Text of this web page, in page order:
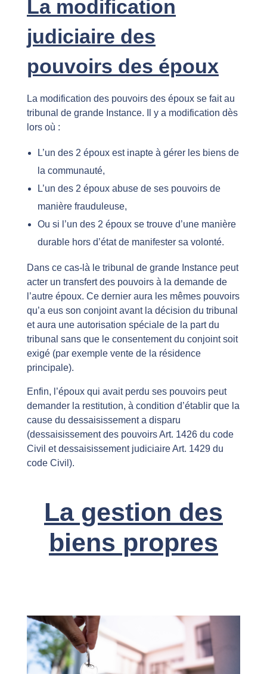
La modification
judiciaire des
pouvoirs des époux
La modification des pouvoirs des époux se fait au
tribunal de grande Instance. Il y a modification dès
lors où :
L’un des 2 époux est inapte à gérer les biens de
la communauté,
L’un des 2 époux abuse de ses pouvoirs de
manière frauduleuse,
Ou si l’un des 2 époux se trouve d’une manière
durable hors d’état de manifester sa volonté.
Dans ce cas-là le tribunal de grande Instance peut
acter un transfert des pouvoirs à la demande de
l’autre époux. Ce dernier aura les mêmes pouvoirs
qu’a eus son conjoint avant la décision du tribunal
et aura une autorisation spéciale de la part du
tribunal sans que le consentement du conjoint soit
exigé (par exemple vente de la résidence
principale).
Enfin, l’époux qui avait perdu ses pouvoirs peut
demander la restitution, à condition d’établir que la
cause du dessaisissement a disparu
(dessaisissement des pouvoirs Art. 1426 du code
Civil et dessaisissement judiciaire Art. 1429 du
code Civil).
La gestion des
biens propres